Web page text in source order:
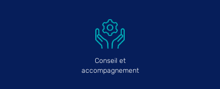
Conseil et
accompagnement